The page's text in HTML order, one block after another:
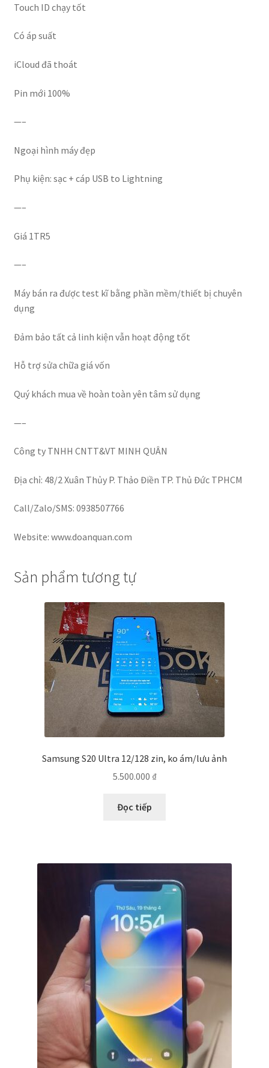
Touch ID chạy tốt
Có áp suất
iCloud đã thoát
Pin mới 100%
—–
Ngoại hình máy đẹp
Phụ kiện: sạc + cáp USB to Lightning
—–
Giá 1TR5
—–
Máy bán ra được test kĩ bằng phần mềm/thiết bị chuyên
dụng
Đảm bảo tất cả linh kiện vẫn hoạt động tốt
Hỗ trợ sửa chữa giá vốn
Quý khách mua về hoàn toàn yên tâm sử dụng
—–
Công ty TNHH CNTT&VT MINH QUÂN
Địa chỉ: 48/2 Xuân Thủy P. Thảo Điền TP. Thủ Đức TPHCM
Call/Zalo/SMS: 0938507766
Website: www.doanquan.com
Sản phẩm tương tự
Samsung S20 Ultra 12/128 zin, ko ám/lưu ảnh
5.500.000 ₫
Đọc tiếp